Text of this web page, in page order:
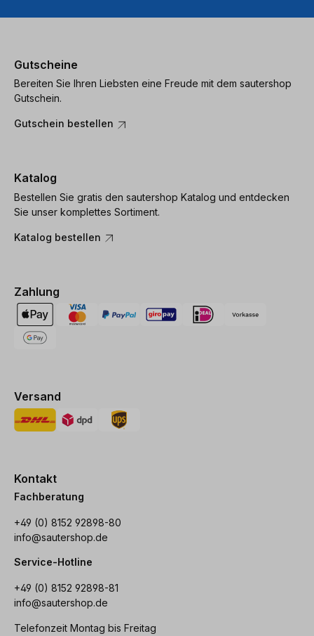
Gutscheine
Bereiten Sie Ihren Liebsten eine Freude mit dem sautershop
Gutschein.
Gutschein bestellen
Katalog
Bestellen Sie gratis den sautershop Katalog und entdecken
Sie unser komplettes Sortiment.
Katalog bestellen
Zahlung
Versand
Kontakt
Fachberatung
+49 (0) 8152 92898-80
info@sautershop.de
Service-Hotline
+49 (0) 8152 92898-81
info@sautershop.de
Telefonzeit Montag bis Freitag